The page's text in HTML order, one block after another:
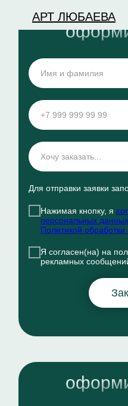
Для отправки заявки
Нажимая кнопку, я
персональных данных
Политикой
Я согласен(на) на
рекламных
АРТ ЛЮБАЕВА